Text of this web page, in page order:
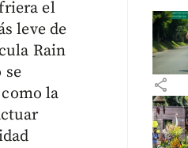
el
leve de
Rain
se
la
share